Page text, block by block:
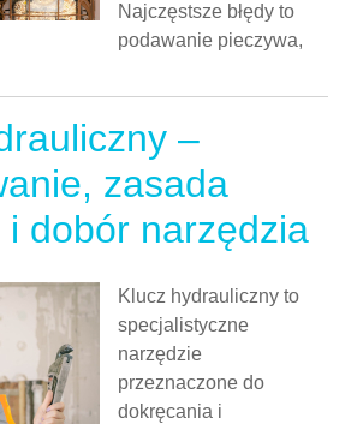
Najczęstsze błędy to
podawanie pieczywa,
–
zasada
i dobór narzędzia
Klucz hydrauliczny to
specjalistyczne
narzędzie
przeznaczone do
dokręcania i